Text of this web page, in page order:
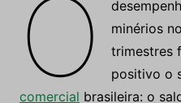
O
minérios
trimestres
positivo o
comercial brasileira: o